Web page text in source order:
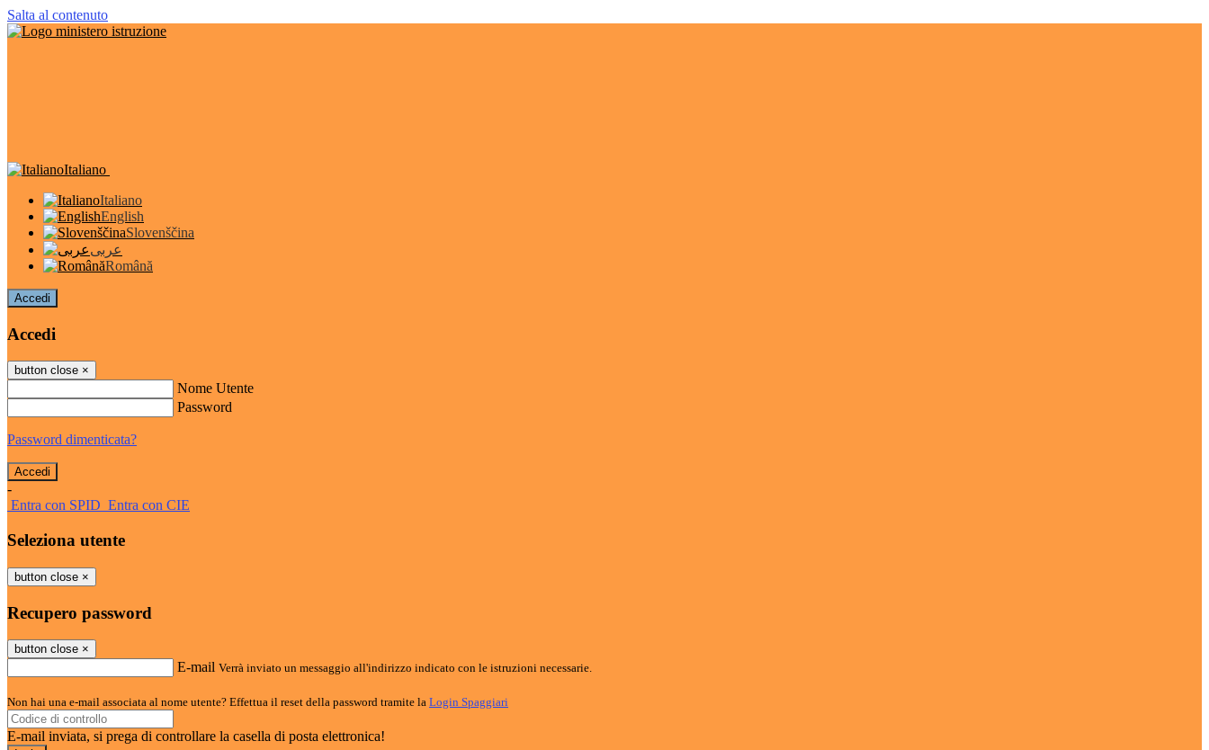
Salta al contenuto
Italiano
Italiano
English
Slovenščina
عربى
Română
Accedi
Accedi
button close ×
Nome Utente
Password
Password dimenticata?
-
Entra con SPID Entra con CIE
Seleziona utente
button close ×
Recupero password
button close ×
E-mail Verrà inviato un messaggio all'indirizzo indicato con le istruzioni necessarie.
Non hai una e-mail associata al nome utente? Effettua il reset della password tramite la Login Spaggiari
E-mail inviata, si prega di controllare la casella di posta elettronica!